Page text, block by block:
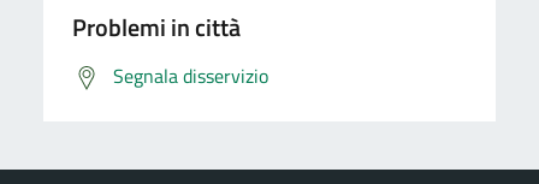
Problemi in città
Segnala disservizio